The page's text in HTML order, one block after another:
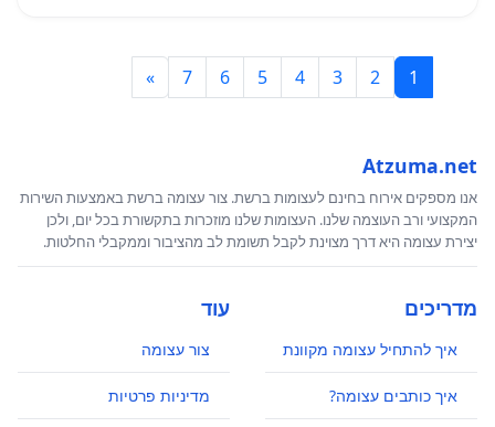
1
2
3
4
5
6
7
»
Atzuma.net
אנו מספקים אירוח בחינם לעצומות ברשת. צור עצומה ברשת באמצעות השירות
המקצועי ורב העוצמה שלנו. העצומות שלנו מוזכרות בתקשורת בכל יום, ולכן
יצירת עצומה היא דרך מצוינת לקבל תשומת לב מהציבור וממקבלי החלטות.
מדריכים
איך להתחיל עצומה מקוונת
איך כותבים עצומה?
עוד
צור עצומה
מדיניות פרטיות